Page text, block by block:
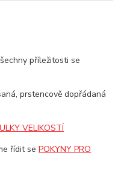
příležitosti se
prstencově dopřádaná
VELIKOSTÍ
řídit sePOKYNY PRO